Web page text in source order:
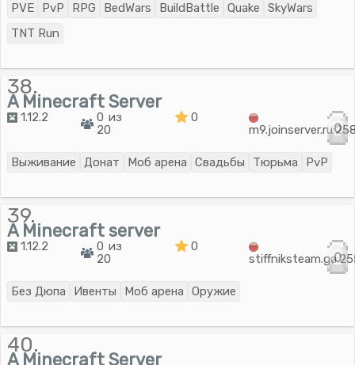
PVE
PvP RPG BedWars BuildBattle Quake
SkyWars
TNT Run
38.
A Minecraft Server
1.12.2
0 из
20
0
0
Выживание Донат Моб арена Свадьбы Тюрьма PvP
39.
A Minecraft server
1.12.2
0 из
20
0
0
Без Дюпа Ивенты Моб арена Оружие
40.
A Minecraft Server